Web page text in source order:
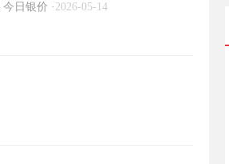
今日银价 · 2026-05-14